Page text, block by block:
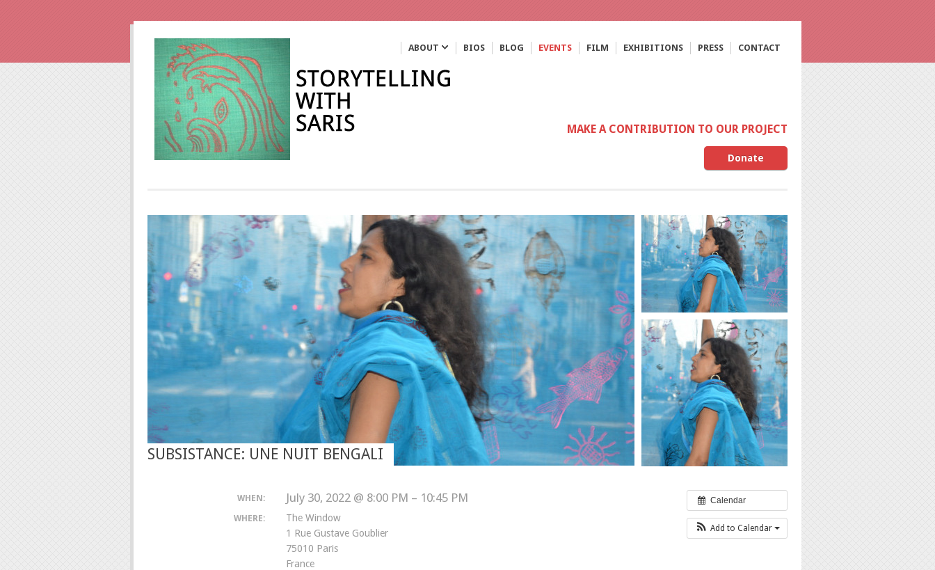
ABOUT BIOS BLOG EVENTS FILM EXHIBITIONS PRESS CONTACT
MAKE A CONTRIBUTION TO OUR PROJECT
Donate
SUBSISTANCE: UNE NUIT BENGALI
Calendar
Add to Calendar
WHEN: July 30, 2022 @ 8:00 PM – 10:45 PM
WHERE:
The Window
1 Rue Gustave Goublier
75010 Paris
France